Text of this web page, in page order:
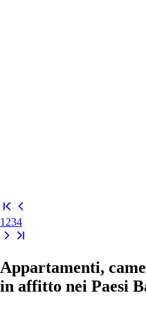
1 234
Appartamenti,
in affitto nei Paesi